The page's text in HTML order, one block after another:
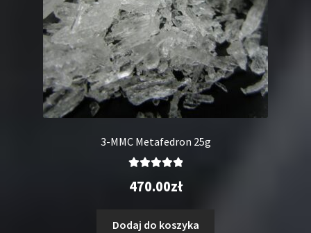
3-MMC Metafedron 25g
5.00na 5
470.00zł
Dodaj do koszyka